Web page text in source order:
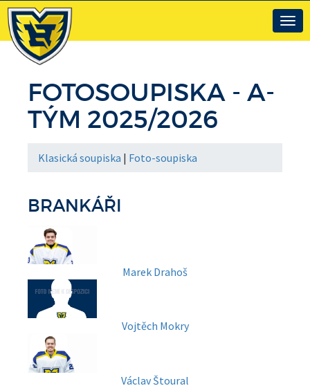
FOTOSOUPISKA - A-
TÝM 2025/2026
Klasická soupiska | Foto-soupiska
BRANKÁŘI
Marek Drahoš
Vojtěch Mokry
Václav Štoural